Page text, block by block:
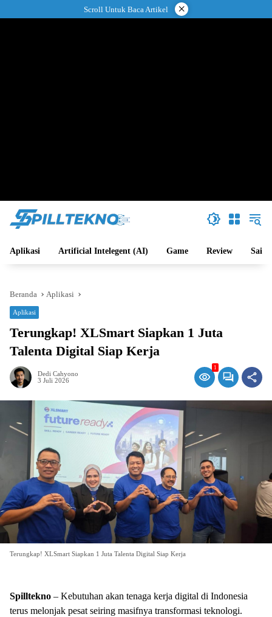
ke
Scroll Untuk Baca Artikel ×
Aplikasi Artificial Intelegent (AI) Game Review Sains
Beranda Aplikasi
Aplikasi
Terungkap! XLSmart Siapkan 1 Juta
Talenta Digital Siap Kerja
Dedi Cahyono
3 Juli 2026
1
Terungkap! XLSmart Siapkan 1 Juta Talenta Digital Siap Kerja
Spilltekno – Kebutuhan akan tenaga kerja digital di Indonesia
terus melonjak pesat seiring masifnya transformasi teknologi.